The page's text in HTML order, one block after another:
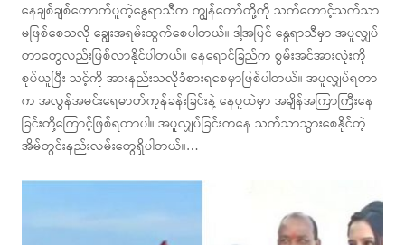
နေချစ်ချစ်တောက်ပူတဲ့နွေရာသီက ကျွန်တော်တို့ကို သက်တောင့်သက်သာ
မဖြစ်စေသလို ချွေးအရမ်းထွက်စေပါတယ်။ ဒါ့အပြင် နွေရာသီမှာ အပူလျှပ်
တာတွေလည်းဖြစ်လာနိုင်ပါတယ်။ နေရောင်ခြည်က စွမ်းအင်အားလုံးကို
စုပ်ယူပြီး သင့်ကို အားနည်းသလိုခံစားရစေမှာဖြစ်ပါတယ်။ အပူလျှပ်ရတာ
က အလွန်အမင်းရေဓာတ်ကုန်ခန်းခြင်းနဲ့ နေပူထဲမှာ အချိန်အကြာကြီးနေ
ခြင်းတို့ကြောင့်ဖြစ်ရတာပါ။ အပူလျှပ်ခြင်းကနေ သက်သာသွားစေနိုင်တဲ့
အိမ်တွင်းနည်းလမ်းတွေရှိပါတယ်။…